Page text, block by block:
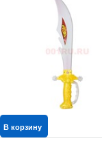
В корзину